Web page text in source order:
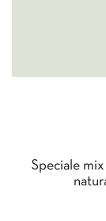
Speciale